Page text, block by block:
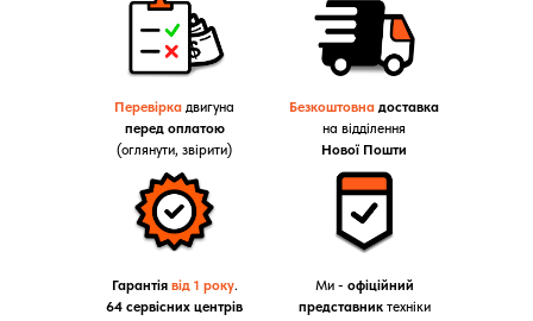
Перевірка двигуна
перед оплатою
(оглянути, звірити)
Гарантія від 1 року.
64 сервісних центрів
Безкоштовна доставка
на відділення
Нової Пошти
Ми - офіційний
представниктехніки